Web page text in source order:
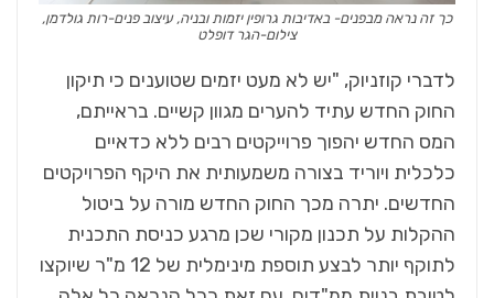
כך זה נראה מבפנים- באדיבות גרופין יזמות ובניה, עיצוב פנים-רות גולדמן,
צילום-הגר דופלט
לדברי קוזניוק, "יש לא מעט יזמים שטוענים כי תיקון
החוק החדש עתיד להערים מגוון קשיים. בראייתם,
המס החדש יהפוך פרוייקטים רבים ללא כדאיים
כלכלית ויוריד בצורה משמעותית את היקף הפרויקטים
החדשים. יתרה מכך החוק החדש מורה על ביטול
ההקלות על תכנון מקורי שכן מרגע כניסת התכנית
לתוקף יותר לבצע תוספת מינימלית של 12 מ"ר שיוקצו